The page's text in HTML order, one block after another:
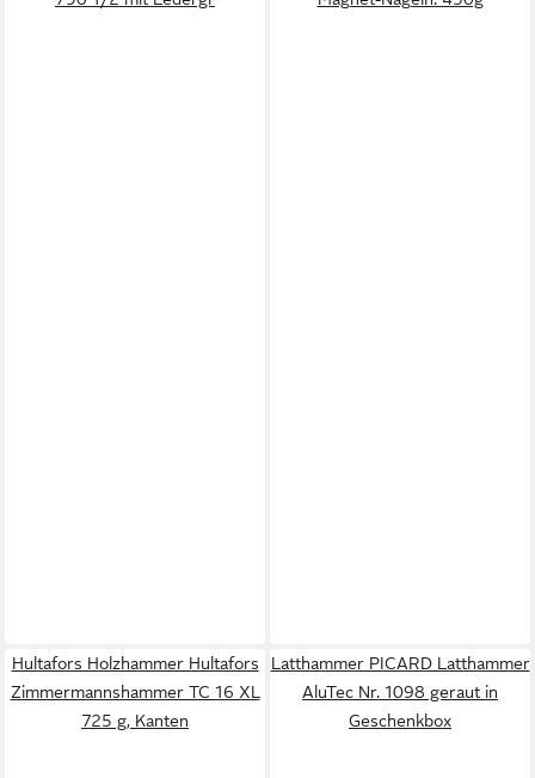
Hultafors Holzhammer Hultafors
Zimmermannshammer TC 16 XL
725 g, Kanten
Latthammer PICARD Latthammer
AluTec Nr. 1098 geraut in
Geschenkbox